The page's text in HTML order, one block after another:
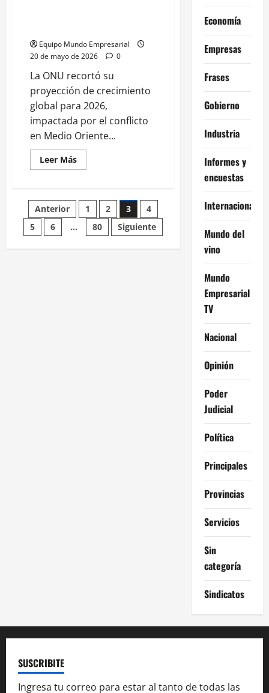
Equipo Mundo Empresarial
20 de mayo de 2026
0
La ONU recortó su
proyección de crecimiento
global para 2026,
impactada por el conflicto
en Medio Oriente...
Leer MásLeer
más
ONU
recortó
la
proyección
de
global
Paginación
de
Anterior 1 2 3
4
5
6 … 80 Siguiente
Economía
Empresas
Frases
Gobierno
Industria
Informes y
encuestas
Internacional
Mundo del
vino
Mundo
Empresarial
TV
Nacional
Opinión
Poder
Judicial
Política
Principales
Provincias
Servicios
Sin
categoría
Sindicatos
SUSCRIBITE
Ingresa tu correo para estar al tanto de todas las